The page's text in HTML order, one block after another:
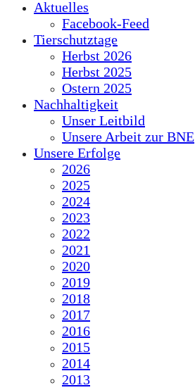
Aktuelles
Facebook-Feed
Tierschutztage
Herbst 2026
Herbst 2025
Ostern 2025
Nachhaltigkeit
Unser Leitbild
Unsere Arbeit zur BNE
Unsere Erfolge
2026
2025
2024
2023
2022
2021
2020
2019
2018
2017
2016
2015
2014
2013